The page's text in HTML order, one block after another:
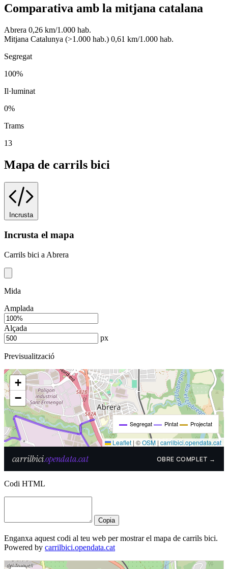
Comparativa amb la mitjana catalana
Abrera 0,26 km/1.000 hab.
Mitjana Catalunya (>1.000 hab.) 0,61 km/1.000 hab.
Segregat
100%
Il·luminat
0%
Trams
13
Mapa de carrils bici
Incrusta
Incrusta el mapa
Carrils bici a Abrera
Mida
Amplada
Alçada
px
Previsualització
Codi HTML
Copia
Enganxa aquest codi al teu web per mostrar el mapa de carrils bici.
Powered by carrilbici.opendata.cat